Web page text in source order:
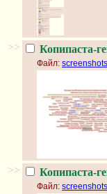
>> Копипаста-
Файл:
>> Копипаста-
Файл: